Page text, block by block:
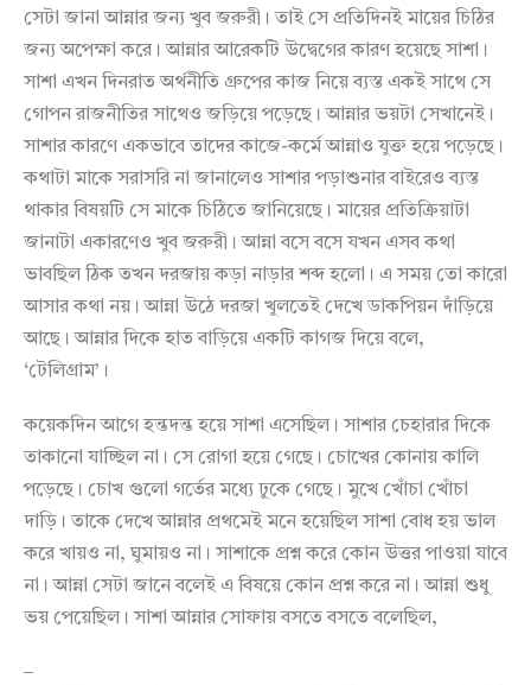
সেটা জানা আন্নার জন্য খুব জরুরী। তাই সে প্রতিদিনই মায়ের চিঠির
জন্য অপেক্ষা করে। আন্নার আরেকটি উদ্বেগের কারণ হয়েছে সাশা।
সাশা এখন দিনরাত অর্থনীতি গ্রুপের কাজ নিয়ে ব্যস্ত একই সাথে সে
গোপন রাজনীতির সাথেও জড়িয়ে পড়েছে। আন্নার ভয়টা সেখানেই।
সাশার কারণে একভাবে তাদের কাজে-কর্মে আন্নাও যুক্ত হয়ে পড়েছে।
কথাটা মাকে সরাসরি না জানালেও সাশার পড়াশুনার বাইরেও ব্যস্ত
থাকার বিষয়টি সে মাকে চিঠিতে জানিয়েছে। মায়ের প্রতিক্রিয়াটা
জানাটা একারণেও খুব জরুরী। আন্না বসে বসে যখন এসব কথা
ভাবছিল ঠিক তখন দরজায় কড়া নাড়ার শব্দ হলো। এ সময় তো কারো
আসার কথা নয়। আন্না উঠে দরজা খুলতেই দেখে ডাকপিয়ন দাঁড়িয়ে
আছে। আন্নার দিকে হাত বাড়িয়ে একটি কাগজ দিয়ে বলে,
‘টেলিগ্রাম’।
কয়েকদিন আগে হন্তদন্ত হয়ে সাশা এসেছিল। সাশার চেহারার দিকে
তাকানো যাচ্ছিল না। সে রোগা হয়ে গেছে। চোখের কোনায় কালি
পড়েছে। চোখ গুলো গর্তের মধ্যে ঢুকে গেছে। মুখে খোঁচা খোঁচা
দাড়ি। তাকে দেখে আন্নার প্রথমেই মনে হয়েছিল সাশা বোধ হয় ভাল
করে খায়ও না, ঘুমায়ও না। সাশাকে প্রশ্ন করে কোন উত্তর পাওয়া যাবে
না। আন্না সেটা জানে বলেই এ বিষয়ে কোন প্রশ্ন করে না। আন্না শুধু
ভয় পেয়েছিল। সাশা আন্নার সোফায় বসতে বসতে বলেছিল,
–